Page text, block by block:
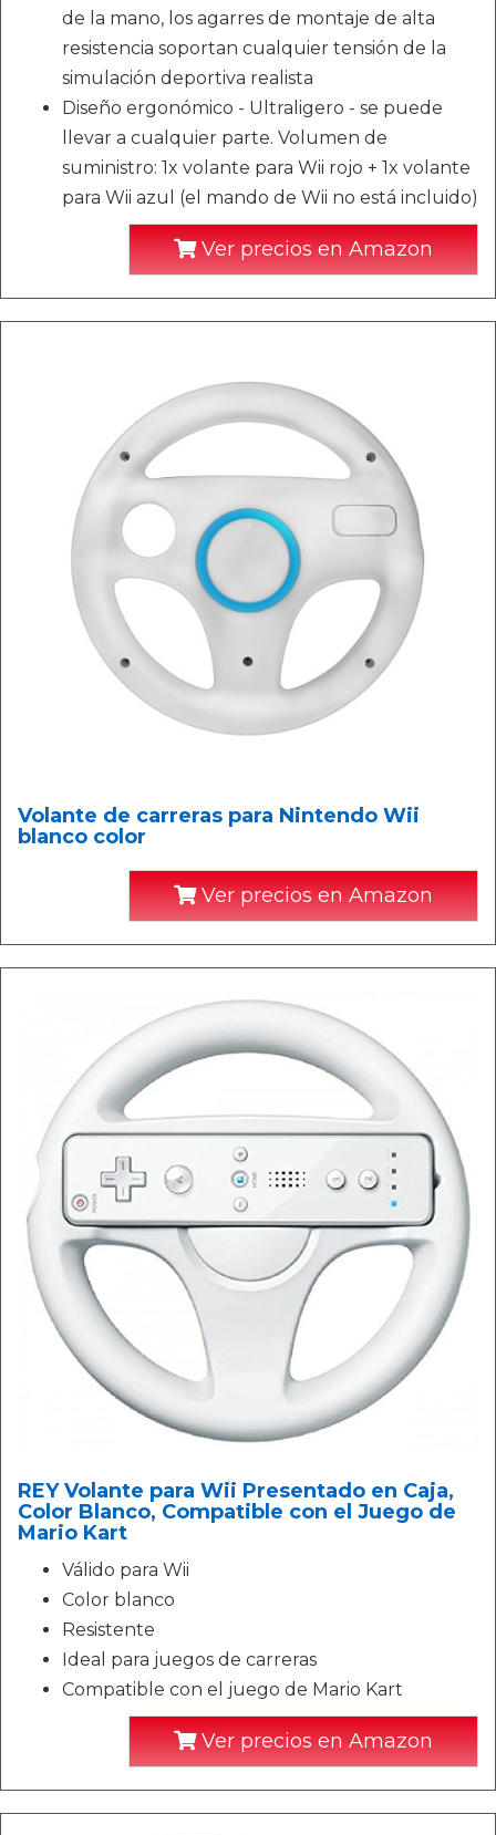
de la mano, los agarres de montaje de alta
resistencia soportan cualquier tensión de la
simulación deportiva realista
Diseño ergonómico - Ultraligero - se puede
llevar a cualquier parte. Volumen de
suministro: 1x volante para Wii rojo + 1x volante
para Wii azul (el mando de Wii no está incluido)
Ver precios en Amazon
Volante de carreras para Nintendo Wii
blanco color
Ver precios en Amazon
REY Volante para Wii Presentado en Caja,
Color Blanco, Compatible con el Juego de
Mario Kart
Válido para Wii
Color blanco
Resistente
Ideal para juegos de carreras
Compatible con el juego de Mario Kart
Ver precios en Amazon